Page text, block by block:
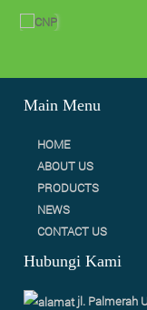
Main Menu
HOME
ABOUT US
PRODUCTS
NEWS
CONTACT US
Hubungi Kami
jl. Palmerah